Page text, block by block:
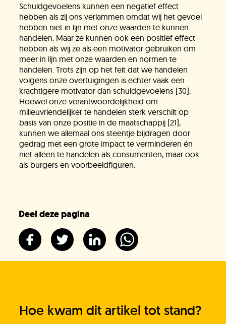
Schuldgevoelens kunnen een negatief effect
hebben als zij ons verlammen omdat wij het gevoel
hebben niet in lijn met onze waarden te kunnen
handelen. Maar ze kunnen ook een positief effect
hebben als wij ze als een motivator gebruiken om
meer in lijn met onze waarden en normen te
handelen. Trots zijn op het feit dat we handelen
volgens onze overtuigingen is echter vaak een
krachtigere motivator dan schuldgevoelens [30].
Hoewel onze verantwoordelijkheid om
milieuvriendelijker te handelen sterk verschilt op
basis van onze positie in de maatschappij [21],
kunnen we allemaal ons steentje bijdragen door
gedrag met een grote impact te verminderen én
niet alleen te handelen als consumenten, maar ook
als burgers en voorbeeldfiguren.
Deel deze pagina
Hoe kwam dit artikel tot stand?